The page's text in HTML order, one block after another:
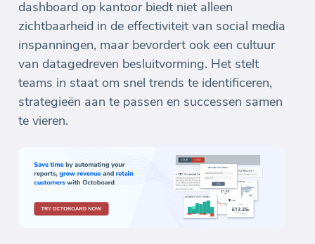
dashboard op kantoor biedt niet alleen
zichtbaarheid in de effectiviteit van social media
inspanningen, maar bevordert ook een cultuur
van datagedreven besluitvorming. Het stelt
teams in staat om snel trends te identificeren,
strategieën aan te passen en successen samen
te vieren.